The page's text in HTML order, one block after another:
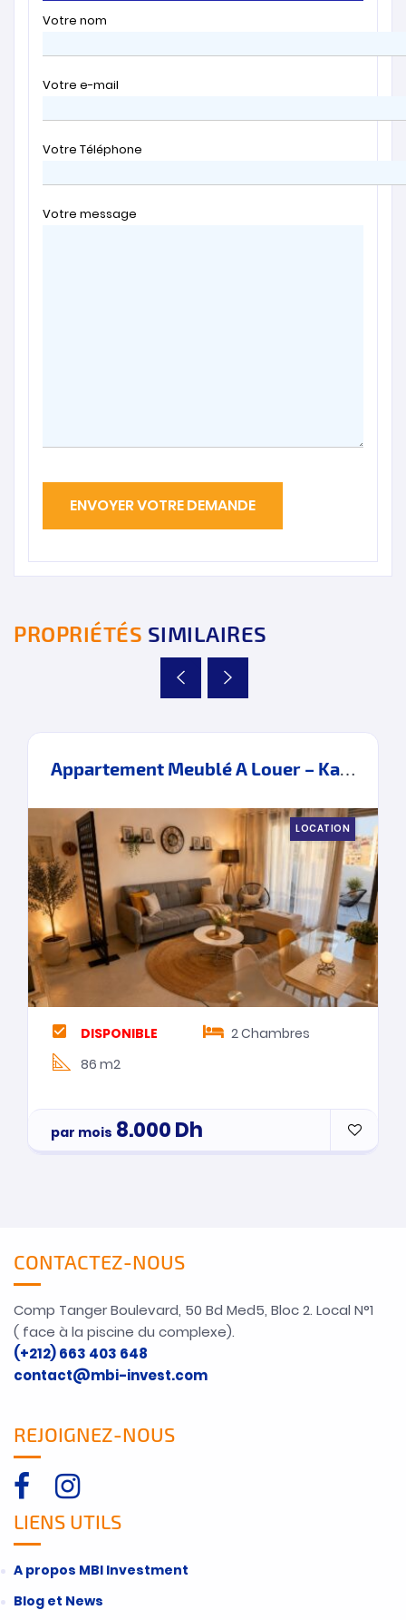
Votre nom
Votre e-mail
Votre Téléphone
Votre message
PROPRIÉTÉS SIMILAIRES
Appartement Meublé A Louer – Kawacim – Tanger
LOCATION
DISPONIBLE 2Chambres
86 m2
par mois 8.000Dh
CONTACTEZ-NOUS
Comp Tanger Boulevard, 50 Bd Med5, Bloc 2. Local N°1
( face à la piscine du complexe).
(+212) 663 403 648
contact@mbi-invest.com
REJOIGNEZ-NOUS
LIENS UTILS
A propos MBI Investment
Blog et News